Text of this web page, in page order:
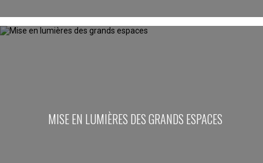
MISE EN LUMIÈRES DES GRANDS ESPACES